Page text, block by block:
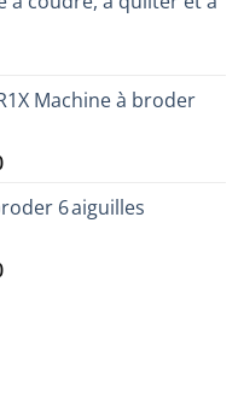
actuel
Machine à broder
Le
actuel
€ 5.579,00.
6 aiguilles
Le